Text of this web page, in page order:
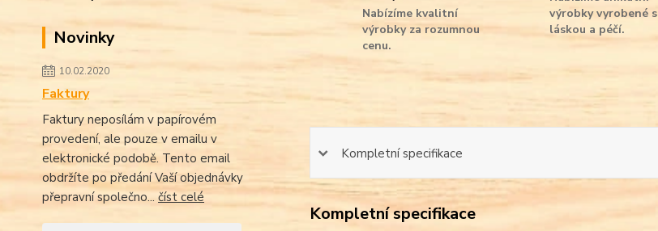
Novinky
10.02.2020
Faktury
Faktury neposílám v papírovém
provedení, ale pouze v emailu v
elektronické podobě. Tento email
obdržíte po předání Vaší objednávky
přepravní společno... číst celé
Nabízíme kvalitní
výrobky za rozumnou
cenu.
výrobky vyrobené s
láskou a péčí.
Kompletní specifikace
Kompletní specifikace